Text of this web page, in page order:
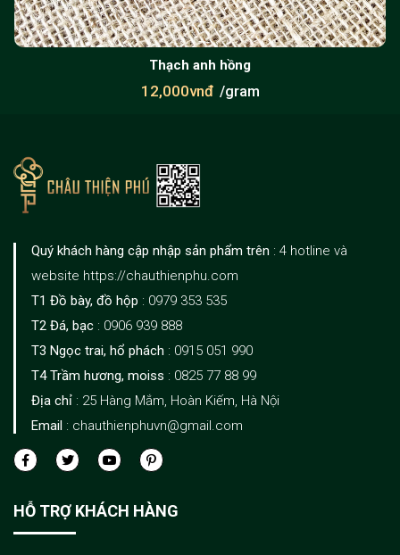
Thạch anh hồng
12,000vnđ /gram
Quý khách hàng cập nhập sản phẩm trên : 4 hotline và
website https://chauthienphu.com
T1 Đồ bày, đồ hộp : 0979 353 535
T2 Đá, bạc : 0906 939 888
T3 Ngọc trai, hổ phách : 0915 051 990
T4 Trầm hương, moiss : 0825 77 88 99
Địa chỉ : 25 Hàng Mắm, Hoàn Kiếm, Hà Nội
Email : chauthienphuvn@gmail.com
HỖ TRỢ KHÁCH HÀNG